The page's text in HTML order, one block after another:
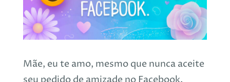
Mãe, eu te amo, mesmo que nunca aceite